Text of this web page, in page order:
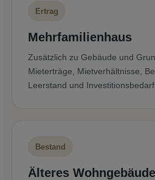
Ertrag
Mehrfamilienhaus
Zusätzlich zu Gebäude und
Mieterträge, Mietverhältnisse,
Leerstand und Investitionsbedarf
Bestand
Älteres Wohngebäude